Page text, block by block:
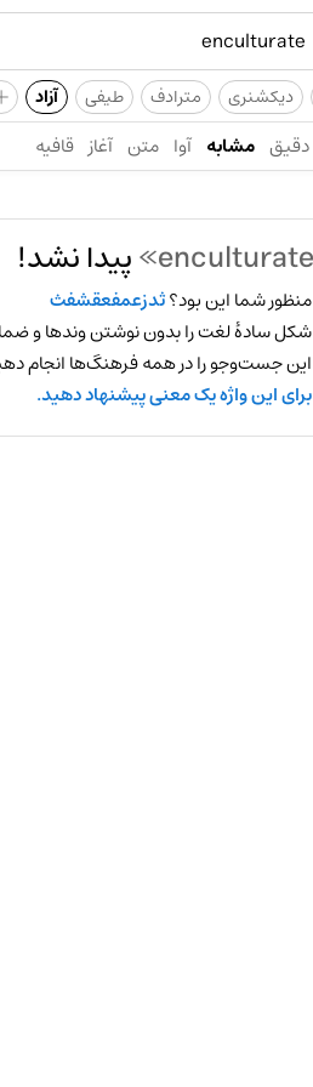
دیکشنری مترادف طیفی آزاد
دقیق مشابه آوا متن آغاز قافیه
پیدا نشد!
منظور شما این بود؟ثدزعمفعقشفث
شکل سادهٔ لغت را بدون نوشتن وندها و
این جست‌وجو را در همه فرهنگ‌ها انجام
برای این واژه یک معنی پیشنهاد دهید.